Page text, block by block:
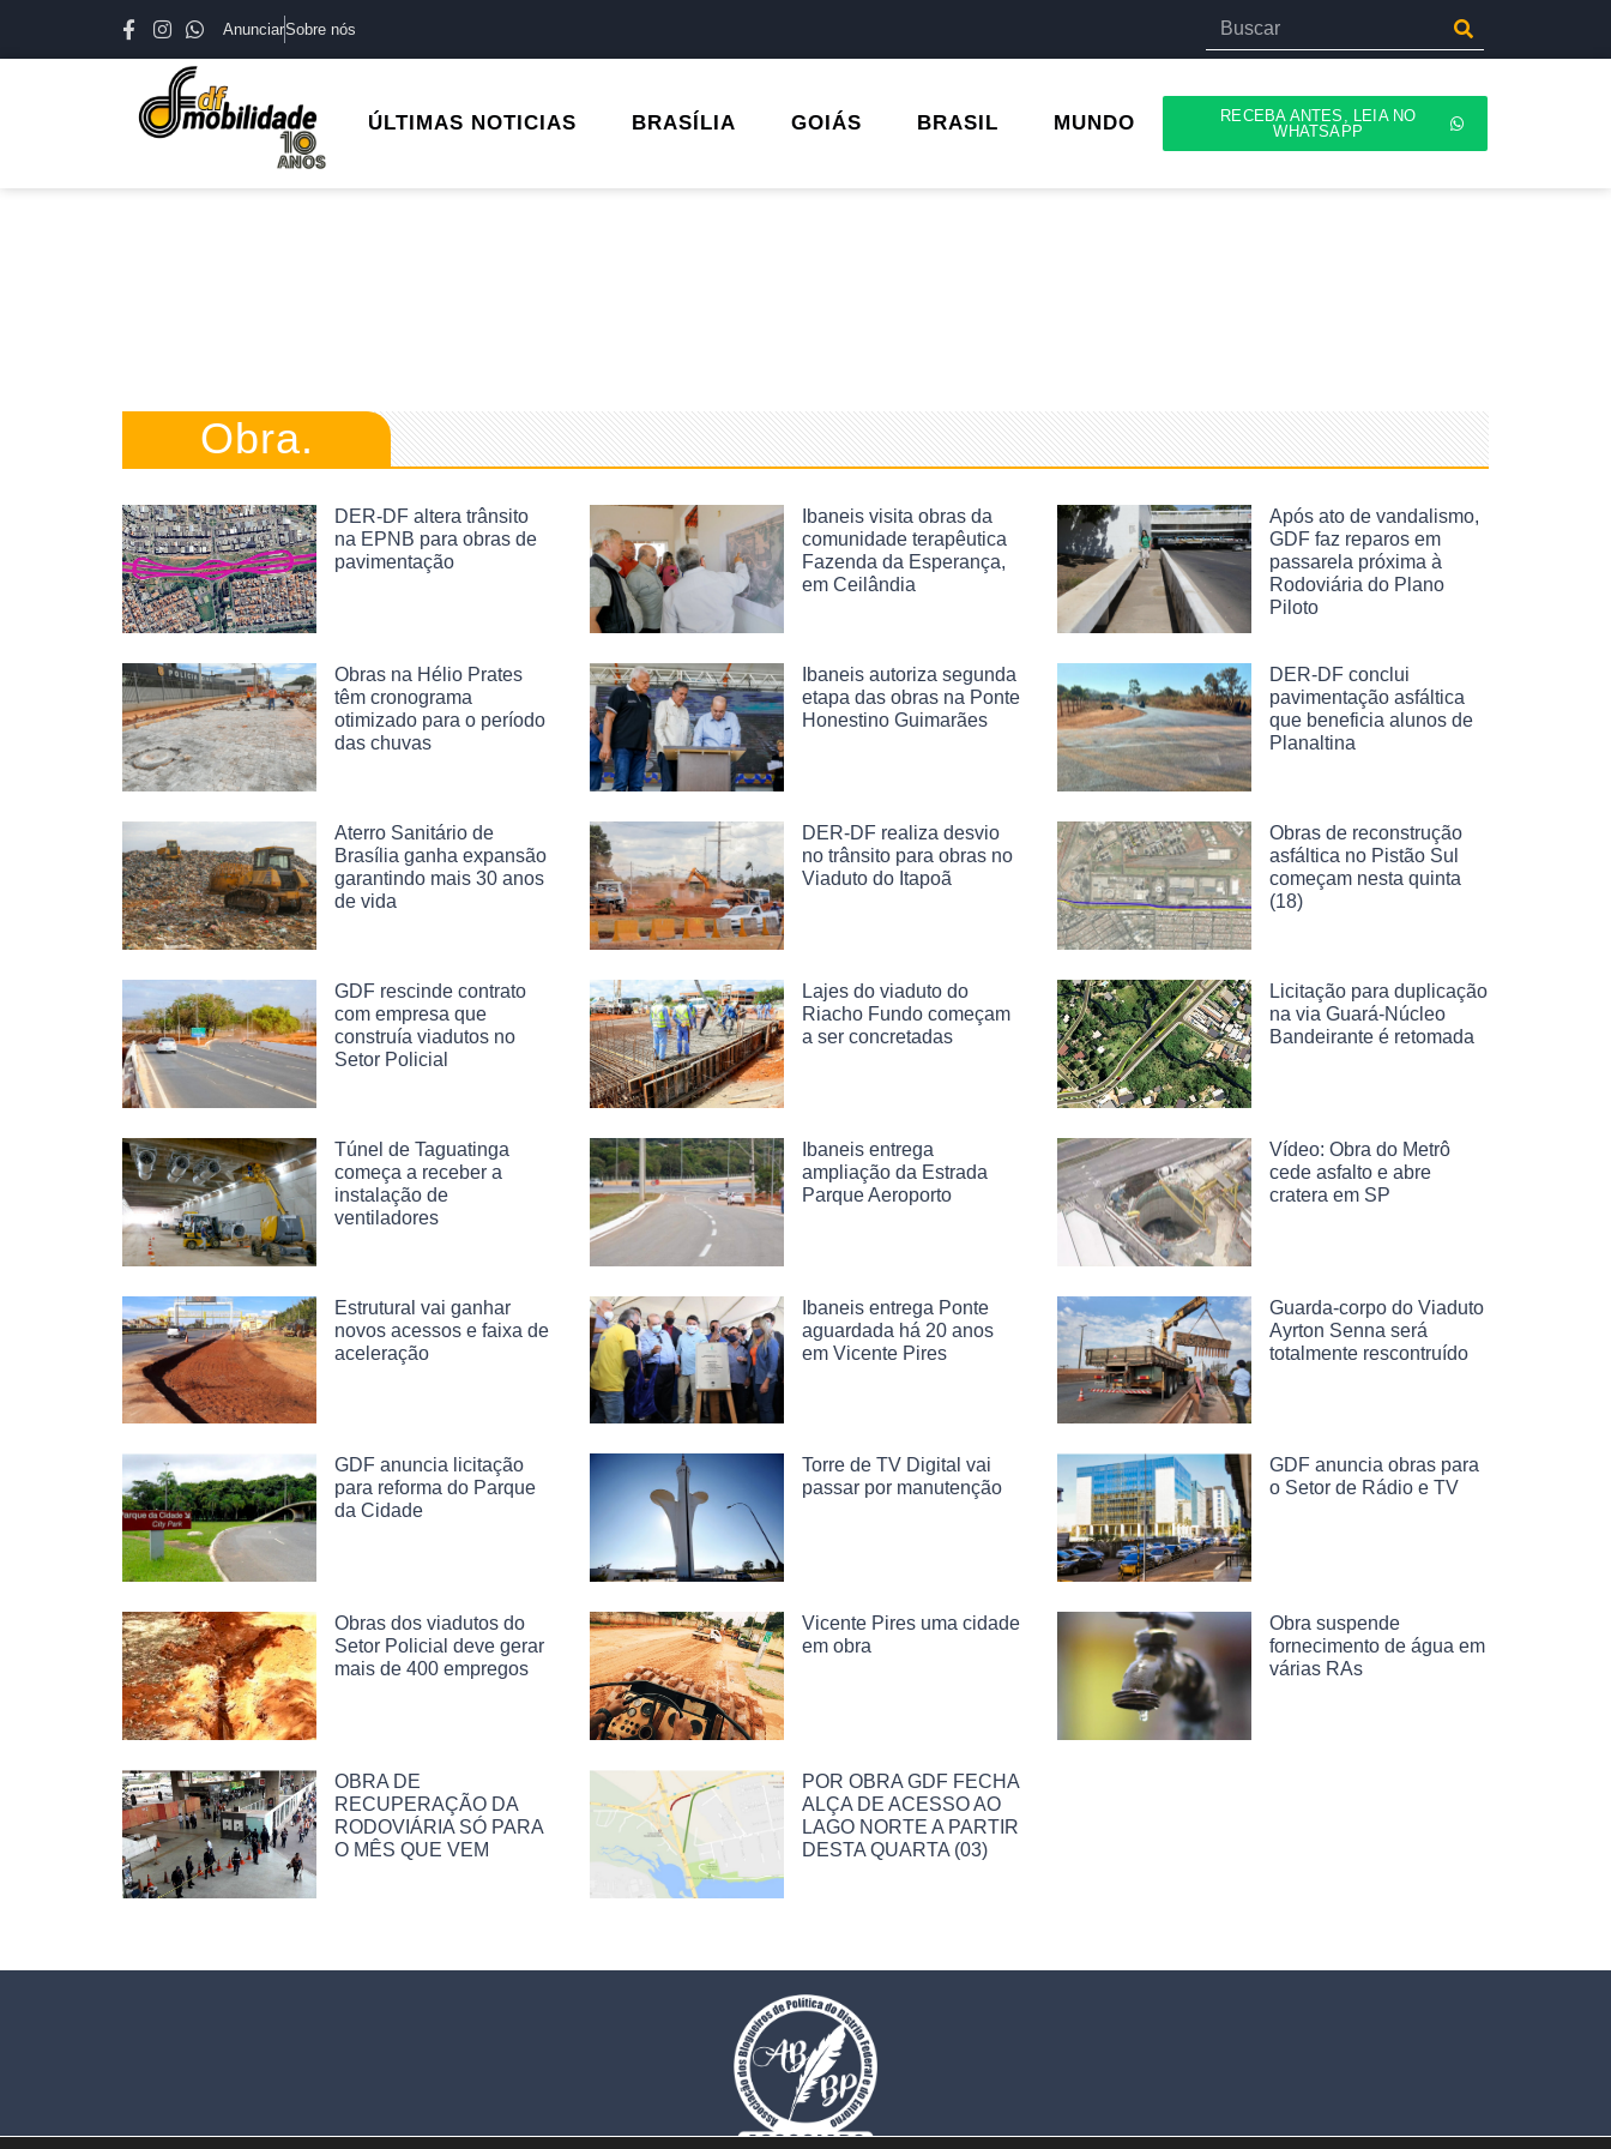
AnunciarSobre nós
ÚLTIMAS NOTICIAS BRASÍLIA GOIÁS BRASIL MUNDO
RECEBA ANTES, LEIA NO
WHATSAPP
Obra.
DER-DF altera trânsito
na EPNB para obras de
pavimentação
Ibaneis visita obras da
comunidade terapêutica
Fazenda da Esperança,
em Ceilândia
Após ato de vandalismo,
GDF faz reparos em
passarela próxima à
Rodoviária do Plano
Piloto
Obras na Hélio Prates
têm cronograma
otimizado para o período
das chuvas
Ibaneis autoriza segunda
etapa das obras na Ponte
Honestino Guimarães
DER-DF conclui
pavimentação asfáltica
que beneficia alunos de
Planaltina
Aterro Sanitário de
Brasília ganha expansão
garantindo mais 30 anos
de vida
DER-DF realiza desvio
no trânsito para obras no
Viaduto do Itapoã
Obras de reconstrução
asfáltica no Pistão Sul
começam nesta quinta
(18)
GDF rescinde contrato
com empresa que
construía viadutos no
Setor Policial
Lajes do viaduto do
Riacho Fundo começam
a ser concretadas
Licitação para duplicação
na via Guará-Núcleo
Bandeirante é retomada
Túnel de Taguatinga
começa a receber a
instalação de
ventiladores
Ibaneis entrega
ampliação da Estrada
Parque Aeroporto
Vídeo: Obra do Metrô
cede asfalto e abre
cratera em SP
Estrutural vai ganhar
novos acessos e faixa de
aceleração
Ibaneis entrega Ponte
aguardada há 20 anos
em Vicente Pires
Guarda-corpo do Viaduto
Ayrton Senna será
totalmente rescontruído
GDF anuncia licitação
para reforma do Parque
da Cidade
Torre de TV Digital vai
passar por manutenção
GDF anuncia obras para
o Setor de Rádio e TV
Obras dos viadutos do
Setor Policial deve gerar
mais de 400 empregos
Vicente Pires uma cidade
em obra
Obra suspende
fornecimento de água em
várias RAs
OBRA DE
RECUPERAÇÃO DA
RODOVIÁRIA SÓ PARA
O MÊS QUE VEM
POR OBRA GDF FECHA
ALÇA DE ACESSO AO
LAGO NORTE A PARTIR
DESTA QUARTA (03)